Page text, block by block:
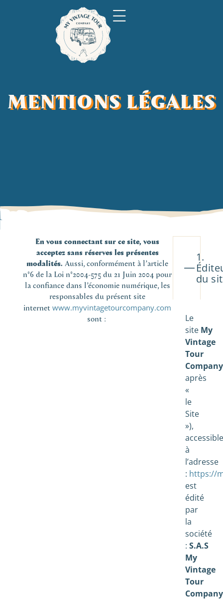
MENTIONS LÉGALES
En vous connectant sur ce site, vous
acceptez sans réserves les présentes
modalités. Aussi, conformément à l’article
n°6 de la Loi n°2004-575 du 21 Juin 2004 pour
la confiance dans l’économie numérique, les
responsables du présent site
internetwww.myvintagetourcompany.com
sont :
1.
du
Le
site My
Vintage
Tour
Company
après
«
le
Site
»),
à
l’adresse
: https://
est
édité
par
la
société
:S.A.S
My
Vintage
Tour
Company